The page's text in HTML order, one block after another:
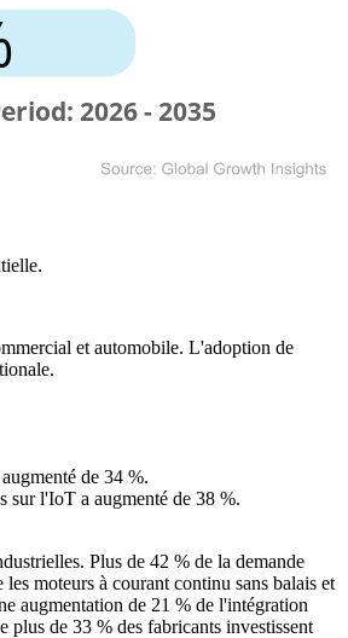
.
et automobile. L'adoption de
de 34 %.
sur l'IoT a augmenté de 38 %.
Plus de 42 % de la demande
moteurs à courant continu sans balais et
augmentation de 21 % de l'intégration
plus de 33 % des fabricants investissent